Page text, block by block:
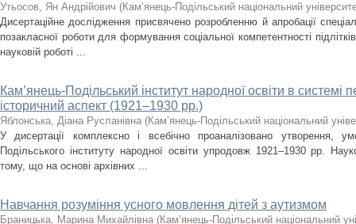
Утьосов, Ян Андрійович (Кам’янець-Подільський національний
Дисертаційне дослідження присвячено розробленню й апробації
позакласної роботи для формування соціальної компетентності
науковій роботі ...
Кам’янець-Подільський інститут народної освіти в системі
історичний аспект (1921–1930 рр.)
Яблонська, Діана Русланівна (Кам’янець-Подільський національний
У дисертації комплексно і всебічно проаналізовано утворення,
Подільського інституту народної освіти упродовж 1921–1930 рр.
тому, що на основі архівних ...
Навчання розуміння усного мовлення дітей з аутизмом
Браницька, Марина Михайлівна (Кам’янець-Подільський національний